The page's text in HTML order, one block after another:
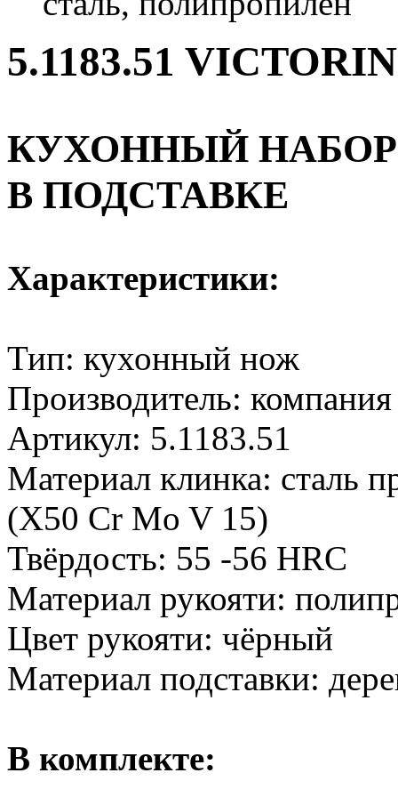
5.1183.51
КУХОННЫЙ
В ПОДСТАВКЕ
Характеристики:
Тип: кухонный нож
Производитель:
Артикул: 5.1183.51
Материал клинка: сталь
(X50 Cr Mo V 15)
Твёрдость: 55 -56 HRC
Материал рукояти:
Цвет рукояти: чёрный
Материал подставки:
В комплекте: